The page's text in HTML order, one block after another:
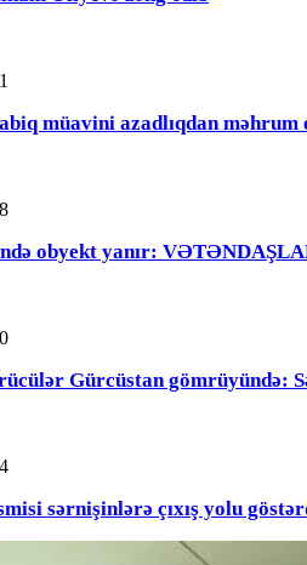
sabiq müavini azadlıqdan
obyekt yanır:
Gürcüstan gömrüyündə:
sərnişinlərə çıxış yolu